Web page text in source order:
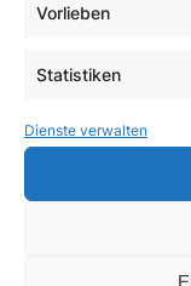
Vorlieben
Statistiken
Dienste verwalten